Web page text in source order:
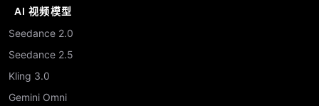
AI 视频模型
Seedance 2.0
Seedance 2.5
Kling 3.0
Gemini Omni